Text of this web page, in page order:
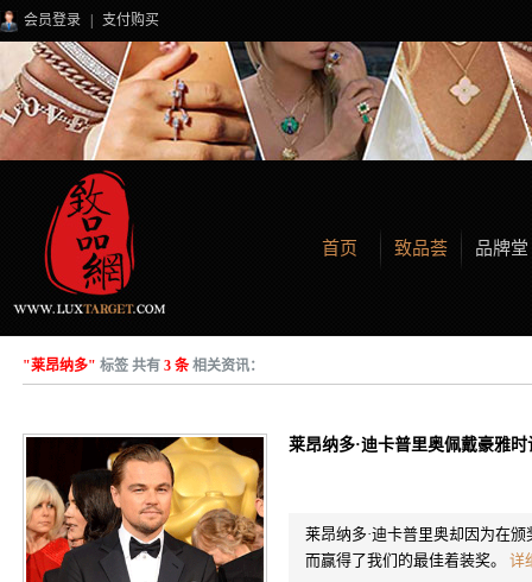
会员登录 支付购买
首页 致品荟 品牌堂
"莱昂纳多" 标签 共有 3 条相关资讯：
莱昂纳多·迪卡普里奥佩戴豪雅
莱昂纳多·迪卡普里奥却因为在颁
而赢得了我们的最佳着装奖。 详